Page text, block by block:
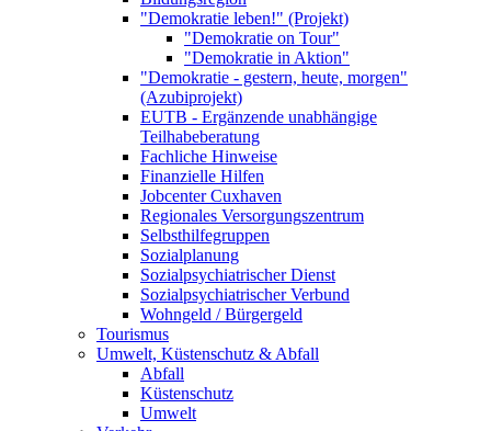
"Demokratie leben!" (Projekt)
"Demokratie on Tour"
"Demokratie in Aktion"
"Demokratie - gestern, heute, morgen"
(Azubiprojekt)
EUTB - Ergänzende unabhängige
Teilhabeberatung
Fachliche Hinweise
Finanzielle Hilfen
Jobcenter Cuxhaven
Regionales Versorgungszentrum
Selbsthilfegruppen
Sozialplanung
Sozialpsychiatrischer Dienst
Sozialpsychiatrischer Verbund
Wohngeld / Bürgergeld
Tourismus
Umwelt, Küstenschutz & Abfall
Abfall
Küstenschutz
Umwelt